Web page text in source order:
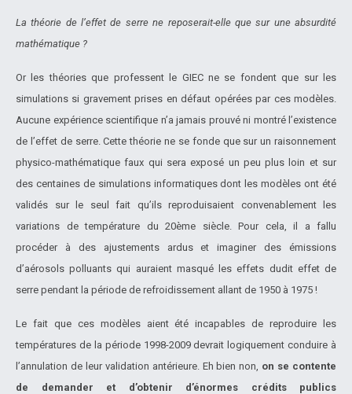
La théorie de l’effet de serre ne reposerait-elle que sur une absurdité
mathématique ?
Or les théories que professent le GIEC ne se fondent que sur les
simulations si gravement prises en défaut opérées par ces modèles.
Aucune expérience scientifique n’a jamais prouvé ni montré l’existence
de l’effet de serre. Cette théorie ne se fonde que sur un raisonnement
physico-mathématique faux qui sera exposé un peu plus loin et sur
des centaines de simulations informatiques dont les modèles ont été
validés sur le seul fait qu’ils reproduisaient convenablement les
variations de température du 20ème siècle. Pour cela, il a fallu
procéder à des ajustements ardus et imaginer des émissions
d’aérosols polluants qui auraient masqué les effets dudit effet de
serre pendant la période de refroidissement allant de 1950 à 1975 !
Le fait que ces modèles aient été incapables de reproduire les
températures de la période 1998-2009 devrait logiquement conduire à
l’annulation de leur validation antérieure. Eh bien non, on se contente
de demander et d’obtenir d’énormes crédits publics